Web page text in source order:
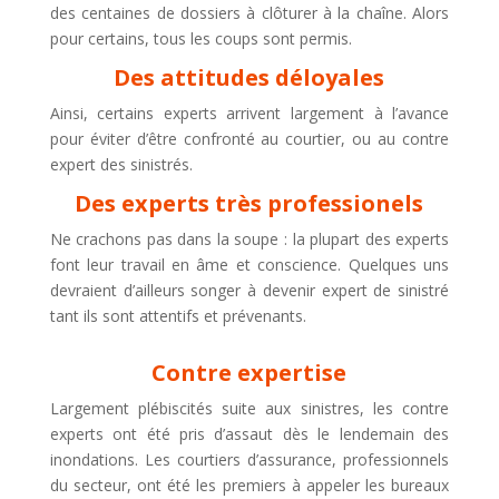
des centaines de dossiers à clôturer à la chaîne. Alors
pour certains, tous les coups sont permis.
Des attitudes déloyales
Ainsi, certains experts arrivent largement à l’avance
pour éviter d’être confronté au courtier, ou au contre
expert des sinistrés.
Des experts très professionels
Ne crachons pas dans la soupe : la plupart des experts
font leur travail en âme et conscience. Quelques uns
devraient d’ailleurs songer à devenir expert de sinistré
tant ils sont attentifs et prévenants.
Contre expertise
Largement plébiscités suite aux sinistres, les contre
experts ont été pris d’assaut dès le lendemain des
inondations. Les courtiers d’assurance, professionnels
du secteur, ont été les premiers à appeler les bureaux